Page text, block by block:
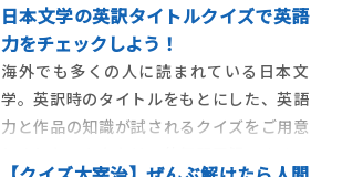
して、あなたの生存率は何%になるでしょ
うか。 謎の力で蘇り、生きた人肉を喰らお
うと歩き回る死体……そう、“ゾンビ”。皆
さんもアメリカのドラマ『ウォーキ […]
日本文学の英訳タイトルクイズで英語
力をチェックしよう！
海外でも多くの人に読まれている日本文
学。英訳時のタイトルをもとにした、英語
力と作品の知識が試されるクイズをご用意